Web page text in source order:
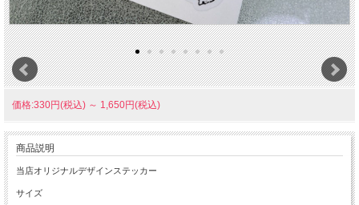
価格:330円(税込) ～ 1,650円(税込)
商品説明
当店オリジナルデザインステッカー
サイズ